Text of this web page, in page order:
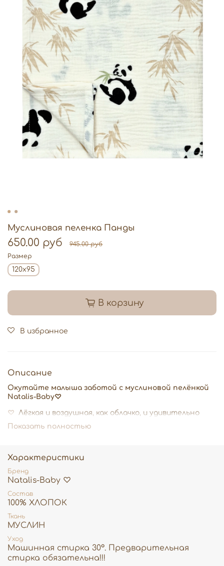
Муслиновая пеленка Панды
650.00 руб
945.00 руб
Размер
120х95
В корзину
В избранное
Описание
Окутайте малыша заботой с муслиновой пелёнкой
Natalis-Baby♡
♡ Лёгкая и воздушная, как облачко, и удивительно
мягкая — она создана из 100% натурального хлопка,
обеспечивает превосходную воздухопроницаемость,
Быстро сохнет, не теряет мягкости и сохраняет
яркость цвета даже после многократных стирок.
♡
становится вашим незаменимым
помощником: удобно использовать для пеленания, как
простынку в кроватку или коляску, легкий плед или
полотенце.
Natalis-Baby♡
вашего малыша с первых дней жизни.
Показать полностью
Характеристики
Бренд
Natalis-Baby ♡
Состав
100% ХЛОПОК
Ткань
МУСЛИН
Уход
Машинная стирка 30°. Предварительная
стирка обязательна!!!